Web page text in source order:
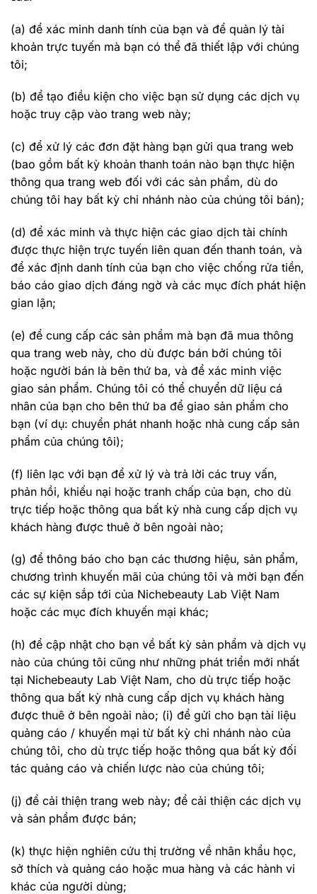
(a) để xác minh danh tính của bạn và để quản lý tài
khoản trực tuyến mà bạn có thể đã thiết lập với chúng
tôi;
(b) để tạo điều kiện cho việc bạn sử dụng các dịch vụ
hoặc truy cập vào trang web này;
(c) để xử lý các đơn đặt hàng bạn gửi qua trang web
(bao gồm bất kỳ khoản thanh toán nào bạn thực hiện
thông qua trang web đối với các sản phẩm, dù do
chúng tôi hay bất kỳ chi nhánh nào của chúng tôi bán);
(d) để xác minh và thực hiện các giao dịch tài chính
được thực hiện trực tuyến liên quan đến thanh toán, và
để xác định danh tính của bạn cho việc chống rửa tiền,
báo cáo giao dịch đáng ngờ và các mục đích phát hiện
gian lận;
(e) để cung cấp các sản phẩm mà bạn đã mua thông
qua trang web này, cho dù được bán bởi chúng tôi
hoặc người bán là bên thứ ba, và để xác minh việc
giao sản phẩm. Chúng tôi có thể chuyển dữ liệu cá
nhân của bạn cho bên thứ ba để giao sản phẩm cho
bạn (ví dụ: chuyển phát nhanh hoặc nhà cung cấp sản
phẩm của chúng tôi);
(f) liên lạc với bạn để xử lý và trả lời các truy vấn,
phản hồi, khiếu nại hoặc tranh chấp của bạn, cho dù
trực tiếp hoặc thông qua bất kỳ nhà cung cấp dịch vụ
khách hàng được thuê ở bên ngoài nào;
(g) để thông báo cho bạn các thương hiệu, sản phẩm,
chương trình khuyến mãi của chúng tôi và mời bạn đến
các sự kiện sắp tới của Nichebeauty Lab Việt Nam
hoặc các mục đích khuyến mại khác;
(h) để cập nhật cho bạn về bất kỳ sản phẩm và dịch vụ
nào của chúng tôi cũng như những phát triển mới nhất
tại Nichebeauty Lab Việt Nam, cho dù trực tiếp hoặc
thông qua bất kỳ nhà cung cấp dịch vụ khách hàng
được thuê ở bên ngoài nào; (i) để gửi cho bạn tài liệu
quảng cáo / khuyến mại từ bất kỳ chi nhánh nào của
chúng tôi, cho dù trực tiếp hoặc thông qua bất kỳ đối
tác quảng cáo và chiến lược nào của chúng tôi;
(j) để cải thiện trang web này; để cải thiện các dịch vụ
và sản phẩm được bán;
(k) thực hiện nghiên cứu thị trường về nhân khẩu học,
sở thích và quảng cáo hoặc mua hàng và các hành vi
khác của người dùng;